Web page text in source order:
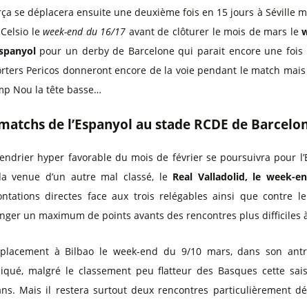
se déplacera ensuite une deuxième fois en 15 jours à Séville
leweek-end du 16/17 avant de clôturer le mois de mars le
pour un derby de Barcelone qui parait encore une fois
Pericos donneront encore de la voie pendant le match
Nou la tête basse…
de l’Espanyol au stade RCDE de
hyper favorable du mois de février se poursuivra pour
venue d’un autre mal classé, le Real Valladolid, le week-
directes face aux trois relégables ainsi que contre
un maximum de points avants des rencontres plus difficiles
à Bilbao le week-end du 9/10 mars, dans son
malgré le classement peu flatteur des Basques cette
Mais il restera surtout deux rencontres particulièrement